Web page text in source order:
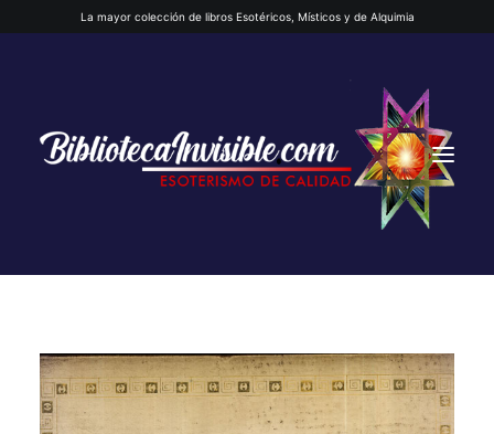
La mayor colección de libros Esotéricos, Místicos y de Alquimia
INICIO